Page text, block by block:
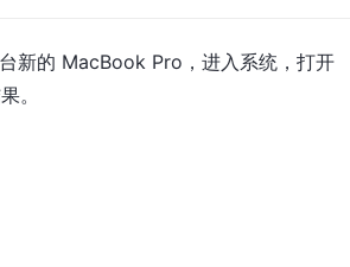
新的 MacBook Pro，进入系统，打开
。